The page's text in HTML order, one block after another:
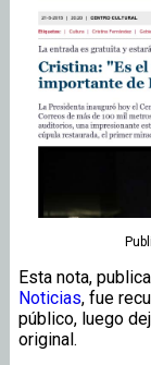
Esta nota,
Noticias, fue
público, luego
original.